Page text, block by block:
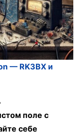
— RK3BX и
поле с
себе